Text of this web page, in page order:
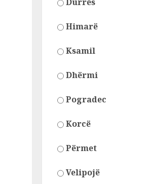
Himarë
Ksamil
Dhërmi
Pogradec
Korcë
Përmet
Velipojë